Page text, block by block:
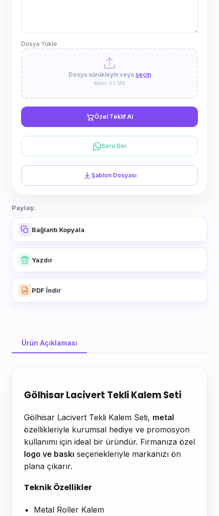
Dosya Yükle
Dosya sürükleyin veya seçin
Maks. 50 MB
Özel Teklif Al
Soru Sor
Şablon Dosyası
Paylaş:
Bağlantı Kopyala
Yazdır
PDF İndir
Ürün Açıklaması
Gölhisar Lacivert Tekli Kalem Seti
Gölhisar Lacivert Tekli Kalem Seti, metal
özellikleriyle kurumsal hediye ve promosyon
kullanımı için ideal bir üründür. Firmanıza özel
logo ve baskı seçenekleriyle markanızı ön
plana çıkarır.
Teknik Özellikler
Metal Roller Kalem